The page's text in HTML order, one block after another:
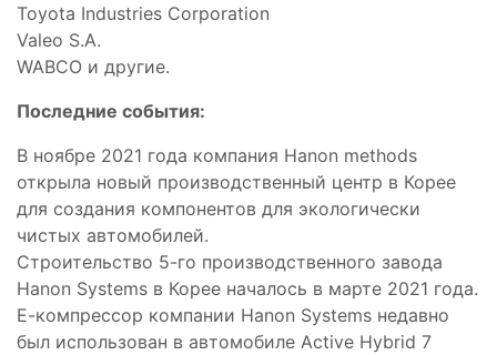
Toyota Industries Corporation
Valeo S.A.
WABCO и другие.
Последние события:
В ноябре 2021 года компания Hanon methods
открыла новый производственный центр в Корее
для создания компонентов для экологически
чистых автомобилей.
Строительство 5-го производственного завода
Hanon Systems в Корее началось в марте 2021 года.
Е-компрессор компании Hanon Systems недавно
был использован в автомобиле Active Hybrid 7